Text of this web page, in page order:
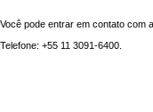
Você pode entrar em contato com
Telefone: +55 11 3091-6400.